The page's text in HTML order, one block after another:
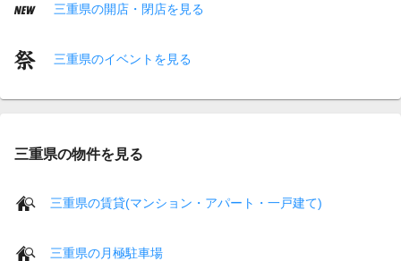
三重県の開店・閉店を見る
三重県のイベントを見る
三重県の物件を見る
三重県の賃貸(マンション・アパート・一戸建て)
三重県の月極駐車場